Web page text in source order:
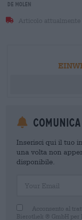
De Molen
Articolo
Comunica
Inserisci qui il tuo
una volta non
disponibile.
Acconsento al
Bierothek ® GmbH per